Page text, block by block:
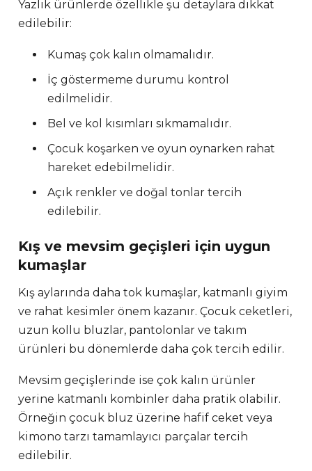
Yazlık ürünlerde özellikle şu detaylara dikkat
edilebilir:
Kumaş çok kalın olmamalıdır.
İç göstermeme durumu kontrol
edilmelidir.
Bel ve kol kısımları sıkmamalıdır.
Çocuk koşarken ve oyun oynarken rahat
hareket edebilmelidir.
Açık renkler ve doğal tonlar tercih
edilebilir.
Kış ve mevsim geçişleri için uygun
kumaşlar
Kış aylarında daha tok kumaşlar, katmanlı giyim
ve rahat kesimler önem kazanır. Çocuk ceketleri,
uzun kollu bluzlar, pantolonlar ve takım
ürünleri bu dönemlerde daha çok tercih edilir.
Mevsim geçişlerinde ise çok kalın ürünler
yerine katmanlı kombinler daha pratik olabilir.
Örneğin çocuk bluz üzerine hafif ceket veya
kimono tarzı tamamlayıcı parçalar tercih
edilebilir.